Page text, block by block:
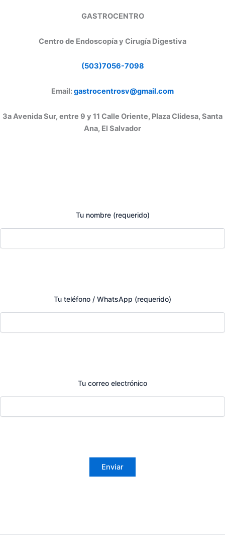
GASTROCENTRO
Centro de Endoscopía y Cirugía Digestiva
(503)7056-7098
Email:gastrocentrosv@gmail.com
3a Avenida Sur, entre 9 y 11 Calle Oriente, Plaza Clidesa, Santa
Ana, El Salvador
Tu nombre (requerido)
Tu teléfono / WhatsApp (requerido)
Tu correo electrónico